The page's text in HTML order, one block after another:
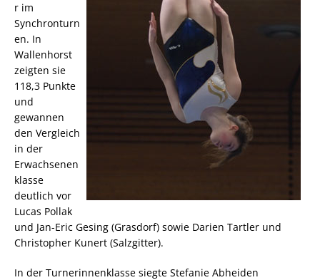
r im
Synchronturn
en. In
Wallenhorst
zeigten sie
118,3 Punkte
und
gewannen
den Vergleich
in der
Erwachsenen
klasse
deutlich vor
Lucas Pollak
und Jan-Eric Gesing (Grasdorf) sowie Darien Tartler und
Christopher Kunert (Salzgitter).
In der Turnerinnenklasse siegte Stefanie Abheiden